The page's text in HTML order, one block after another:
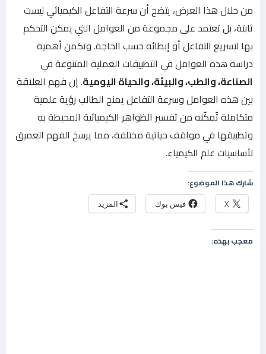
من خلال هذا العرض، يتضح أن سرعة التفاعل الكيميائي ليست
ثابتة، بل تعتمد على مجموعة من العوامل التي يمكن التحكم
بها لتسريع التفاعل أو إبطائه حسب الحاجة. وتكمن أهمية
دراسة هذه العوامل في التطبيقات العملية المتنوعة في
الصناعة، والطب، والبيئة، والحياة اليومية. إن فهم العلاقة
بين هذه العوامل وسرعة التفاعل يمنح الطالب رؤية علمية
متكاملة تُمكّنه من تفسير الظواهر الكيميائية المحيطة به
وتطبيقها في مواقف حياتية مختلفة، مما يرسخ الفهم العميق
لأساسيات علم الكيمياء.
شارك هذا الموضوع:
X فيس بوك المزيد
معجب بهذه: